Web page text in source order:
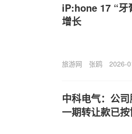
iP:hone 17 “牙
增长
旅游网 张鸥 2026-
中科电气：公
一期转让款已